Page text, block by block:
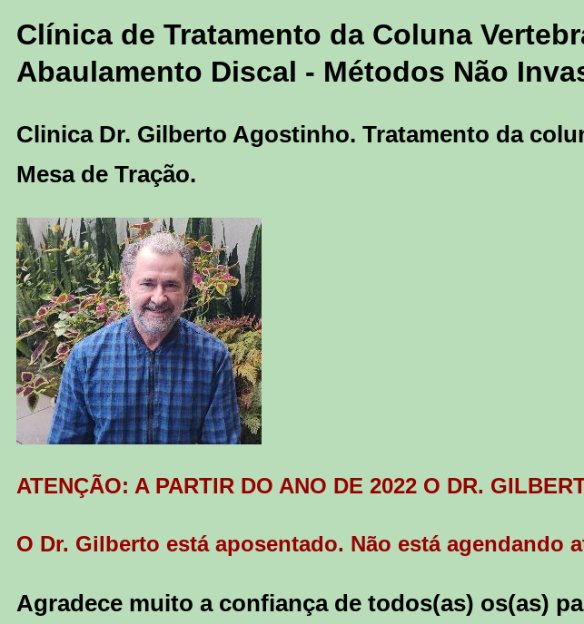
Clínica de Tratamento da Coluna
Abaulamento Discal - Métodos Não
Clinica Dr. Gilberto Agostinho. Tratamento da
Mesa de Tração.
ATENÇÃO: A PARTIR DO ANO DE 2022 O DR.
O Dr. Gilberto está aposentado. Não está agendando
Agradece muito a confiança de todos(as) os(as)